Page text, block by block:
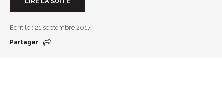
Écrit le : 21 septembre 2017
Partager